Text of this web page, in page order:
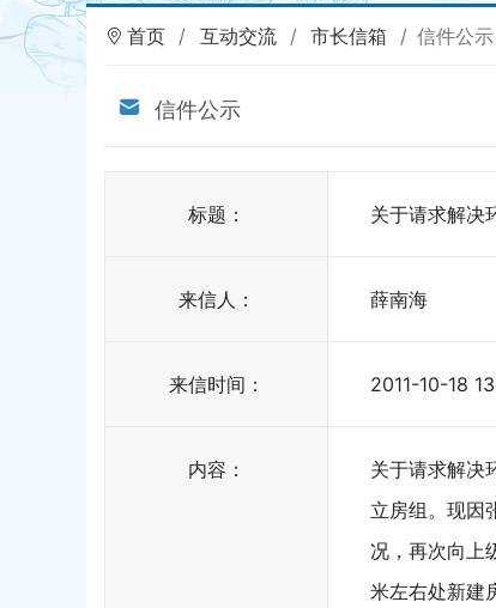
首页 互动交流 市长信箱 信件公示
信件公示
标题： 关于请求解决
来信人： 薛南海
来信时间： 2011-10-18
内容：
关于请求解决
立房组。现因
况，再次向上
米左右处新建